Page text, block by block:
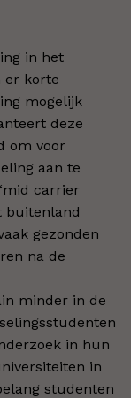
in het
er korte
mogelijk
deze
om voor
aan te
carrier
buitenland
gezonden
na de
minder in de
in hun
in
studenten